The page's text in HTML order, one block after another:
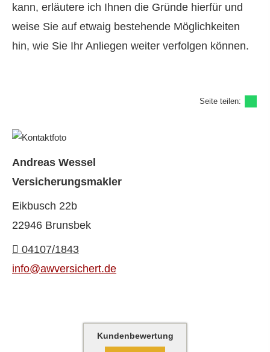
kann, erläutere ich Ihnen die Gründe hierfür und
weise Sie auf etwaig bestehende Möglichkeiten
hin, wie Sie Ihr Anliegen weiter verfolgen können.
Seite teilen:
Andreas Wessel
Ver­sicherungs­makler
Eikbusch 22b
22946 Brunsbek
04107/1843
info@awversichert.de
Kundenbewertung